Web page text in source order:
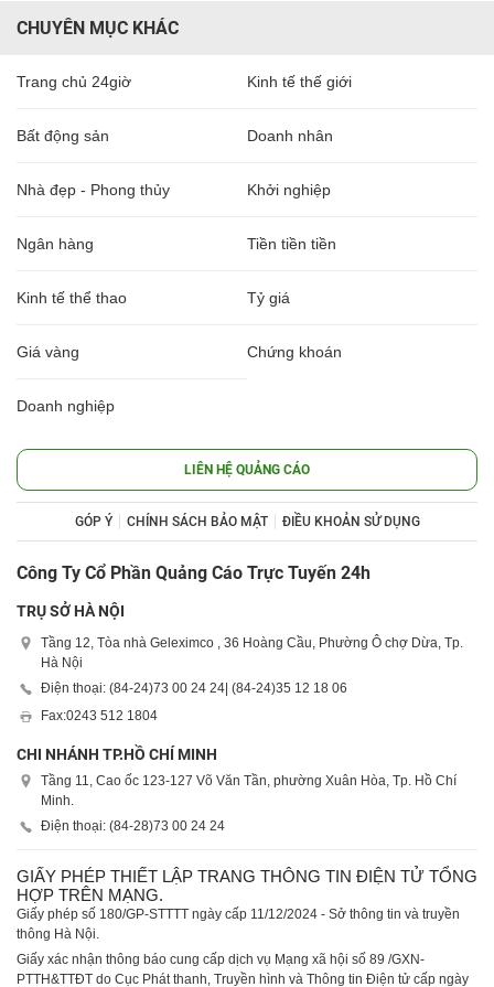
CHUYÊN MỤC KHÁC
Trang chủ 24giờ Kinh tế thế giới
Bất động sản Doanh nhân
Nhà đẹp - Phong thủy Khởi nghiệp
Ngân hàng Tiền tiền tiền
Kinh tế thể thao Tỷ giá
Giá vàng Chứng khoán
Doanh nghiệp
LIÊN HỆ QUẢNG CÁO
GÓP Ý CHÍNH SÁCH BẢO MẬT ĐIỀU KHOẢN SỬ DỤNG
Công Ty Cổ Phần Quảng Cáo Trực Tuyến 24h
TRỤ SỞ HÀ NỘI
Tầng 12, Tòa nhà Geleximco , 36 Hoàng Cầu, Phường Ô chợ Dừa, Tp.
Hà Nội
Điện thoại: (84-24)73 00 24 24 | (84-24)35 12 18 06
Fax:0243 512 1804
CHI NHÁNH TP.HỒ CHÍ MINH
Tầng 11, Cao ốc 123-127 Võ Văn Tần, phường Xuân Hòa, Tp. Hồ Chí
Minh.
Điện thoại: (84-28)73 00 24 24
GIẤY PHÉP THIẾT LẬP TRANG THÔNG TIN ĐIỆN TỬ TỔNG
HỢP TRÊN MẠNG.
Giấy phép số 180/GP-STTTT ngày cấp 11/12/2024 - Sở thông tin và truyền
thông Hà Nội.
Giấy xác nhận thông báo cung cấp dịch vụ Mạng xã hội số 89 /GXN-
PTTH&TTĐT do Cục Phát thanh, Truyền hình và Thông tin Điện tử cấp ngày